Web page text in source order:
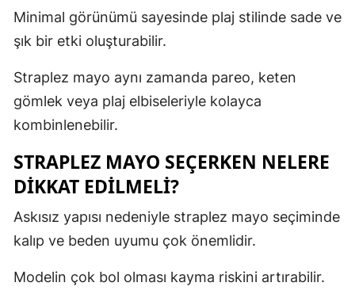
Minimal görünümü sayesinde plaj stilinde sade ve
şık bir etki oluşturabilir.
Straplez mayo aynı zamanda pareo, keten
gömlek veya plaj elbiseleriyle kolayca
kombinlenebilir.
STRAPLEZ MAYO SEÇERKEN NELERE
DIKKAT EDILMELI?
Askısız yapısı nedeniyle straplez mayo seçiminde
kalıp ve beden uyumu çok önemlidir.
Modelin çok bol olması kayma riskini artırabilir.